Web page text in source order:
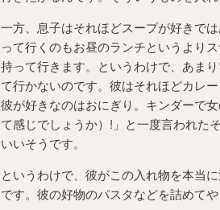
一方、息子はそれほどスープが好きで
って行くのもお昼のランチというより
持って行きます。というわけで、あま
て行かないのです。彼はそれほどカレ
彼が好きなのはおにぎり。キンダーで
て感じでしょうか）!」と一度言われた
いいそうです。
というわけで、彼がこの入れ物を本当
です。彼の好物のパスタなどを詰めて